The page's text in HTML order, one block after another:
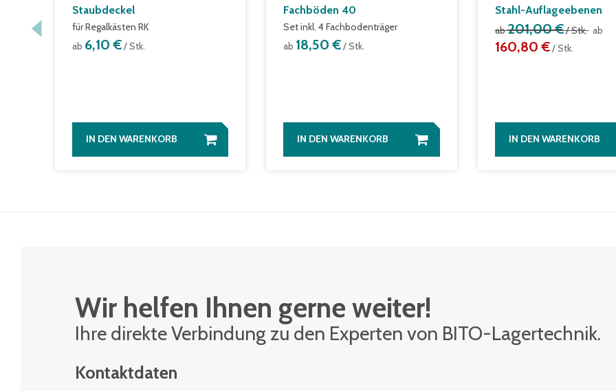
Staubdeckel
für Regalkästen RK
ab 6,10 €/ Stk.
IN DEN WARENKORB
Fachböden 40
Set inkl. 4 Fachbodenträger
ab 18,50 €/ Stk.
IN DEN WARENKORB
Stahl-Auflageebenen
ab201,00 €/ Stk. ab
160,80 €/ Stk.
IN DEN WARENKORB
Wir helfen Ihnen gerne weiter!
Ihre di­rek­te Ver­bin­dung zu den Ex­per­ten von BITO-La­ger­tech­nik.
Kontaktdaten